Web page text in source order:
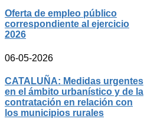
Oferta de empleo público
correspondiente al ejercicio
2026
06-05-2026
CATALUÑA: Medidas urgentes
en el ámbito urbanístico y de la
contratación en relación con
los municipios rurales